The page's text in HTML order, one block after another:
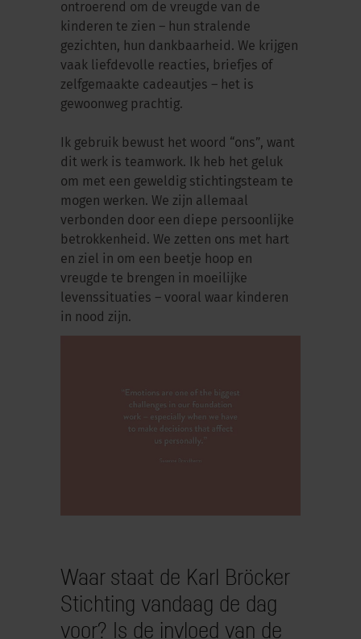
ontroerend om de vreugde van de
kinderen te zien – hun stralende
gezichten, hun dankbaarheid. We krijgen
vaak liefdevolle reacties, briefjes of
zelfgemaakte cadeautjes – het is
gewoonweg prachtig.
Ik gebruik bewust het woord “ons”, want
dit werk is teamwork. Ik heb het geluk
om met een geweldig stichtingsteam te
mogen werken. We zijn allemaal
verbonden door een diepe persoonlijke
betrokkenheid. We zetten ons met hart
en ziel in om een beetje hoop en
vreugde te brengen in moeilijke
levenssituaties – vooral waar kinderen
in nood zijn.
Waar staat de Karl Bröcker
Stichting vandaag de dag
voor? Is de invloed van de